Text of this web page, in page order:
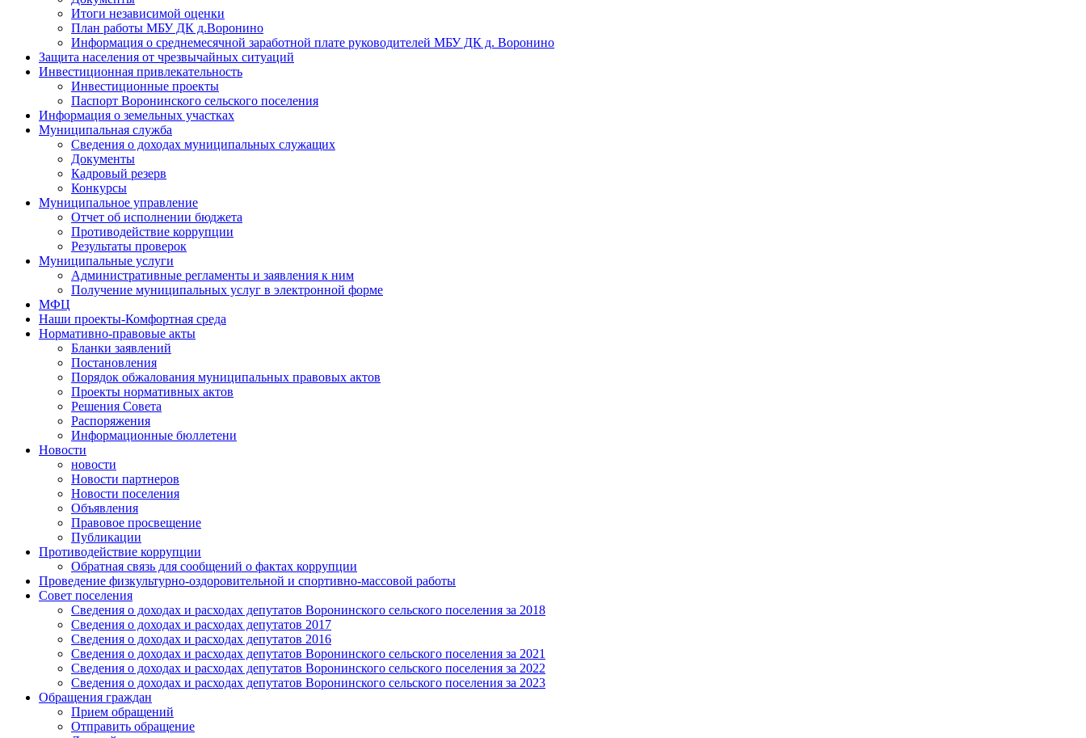
Итоги независимой оценки
План работы МБУ ДК д.Воронино
Информация о среднемесячной заработной плате руководителей МБУ ДК д. Воронино
Защита населения от чрезвычайных ситуаций
Инвестиционная привлекательность
Инвестиционные проекты
Паспорт Воронинского сельского поселения
Информация о земельных участках
Муниципальная служба
Сведения о доходах муниципальных служащих
Документы
Кадровый резерв
Конкурсы
Муниципальное управление
Отчет об исполнении бюджета
Противодействие коррупции
Результаты проверок
Муниципальные услуги
Административные регламенты и заявления к ним
Получение муниципальных услуг в электронной форме
МФЦ
Наши проекты-Комфортная среда
Нормативно-правовые акты
Бланки заявлений
Постановления
Порядок обжалования муниципальных правовых актов
Проекты нормативных актов
Решения Совета
Распоряжения
Информационные бюллетени
Новости
новости
Новости партнеров
Новости поселения
Объявления
Правовое просвещение
Публикации
Противодействие коррупции
Обратная связь для сообщений о фактах коррупции
Проведение физкультурно-оздоровительной и спортивно-массовой работы
Совет поселения
Сведения о доходах и расходах депутатов Воронинского сельского поселения за 2018
Сведения о доходах и расходах депутатов 2017
Сведения о доходах и расходах депутатов 2016
Сведения о доходах и расходах депутатов Воронинского сельского поселения за 2021
Сведения о доходах и расходах депутатов Воронинского сельского поселения за 2022
Сведения о доходах и расходах депутатов Воронинского сельского поселения за 2023
Обращения граждан
Прием обращений
Отправить обращение